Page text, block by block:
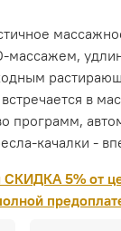
массажем,
в
программ,
качалки -
СКИДКА 5% от